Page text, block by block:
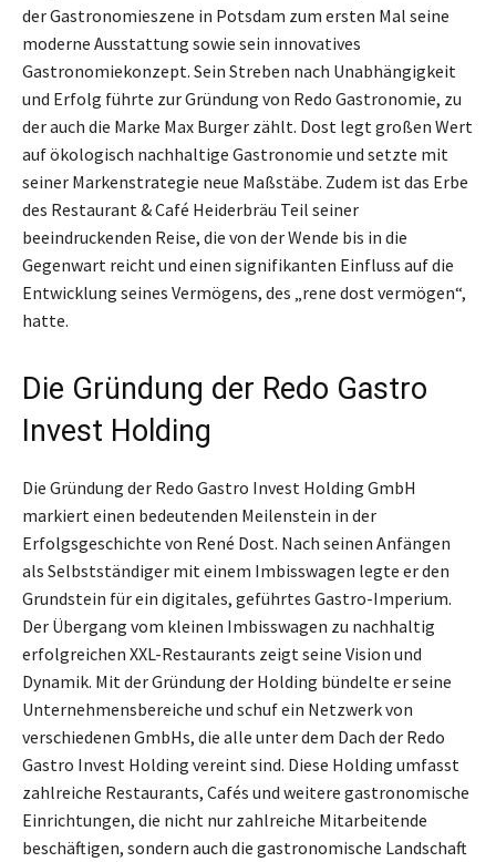
der Gastronomieszene in Potsdam zum ersten Mal seine
moderne Ausstattung sowie sein innovatives
Gastronomiekonzept. Sein Streben nach Unabhängigkeit
und Erfolg führte zur Gründung von Redo Gastronomie, zu
der auch die Marke Max Burger zählt. Dost legt großen Wert
auf ökologisch nachhaltige Gastronomie und setzte mit
seiner Markenstrategie neue Maßstäbe. Zudem ist das Erbe
des Restaurant & Café Heiderbräu Teil seiner
beeindruckenden Reise, die von der Wende bis in die
Gegenwart reicht und einen signifikanten Einfluss auf die
Entwicklung seines Vermögens, des „rene dost vermögen“,
hatte.
Die Gründung der Redo Gastro
Invest Holding
Die Gründung der Redo Gastro Invest Holding GmbH
markiert einen bedeutenden Meilenstein in der
Erfolgsgeschichte von René Dost. Nach seinen Anfängen
als Selbstständiger mit einem Imbisswagen legte er den
Grundstein für ein digitales, geführtes Gastro-Imperium.
Der Übergang vom kleinen Imbisswagen zu nachhaltig
erfolgreichen XXL-Restaurants zeigt seine Vision und
Dynamik. Mit der Gründung der Holding bündelte er seine
Unternehmensbereiche und schuf ein Netzwerk von
verschiedenen GmbHs, die alle unter dem Dach der Redo
Gastro Invest Holding vereint sind. Diese Holding umfasst
zahlreiche Restaurants, Cafés und weitere gastronomische
Einrichtungen, die nicht nur zahlreiche Mitarbeitende
beschäftigen, sondern auch die gastronomische Landschaft